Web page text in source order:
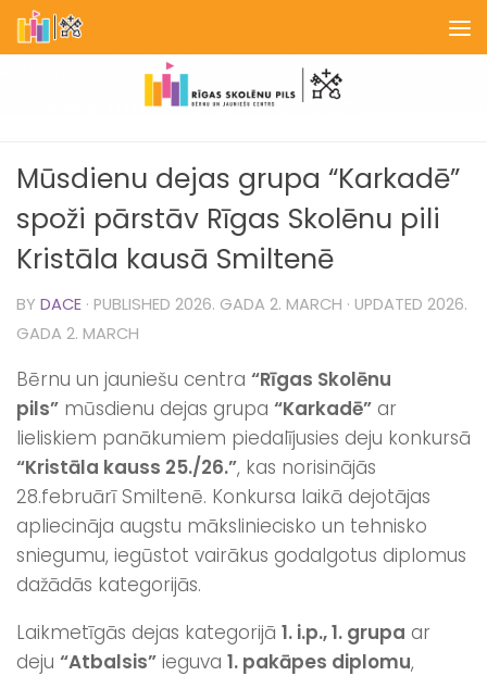
Skip to content
Mūsdienu dejas grupa “Karkadē”
spoži pārstāv Rīgas Skolēnu pili
Kristāla kausā Smiltenē
BY DACE · PUBLISHED 2026. GADA 2. MARCH · UPDATED 2026.
GADA 2. MARCH
Bērnu un jauniešu centra “Rīgas Skolēnu
pils” mūsdienu dejas grupa “Karkadē” ar
lieliskiem panākumiem piedalījusies deju konkursā
“Kristāla kauss 25./26.”, kas norisinājās
28.februārī Smiltenē. Konkursa laikā dejotājas
apliecināja augstu māksliniecisko un tehnisko
sniegumu, iegūstot vairākus godalgotus diplomus
dažādās kategorijās.
Laikmetīgās dejas kategorijā 1. i.p., 1. grupa ar
deju “Atbalsis” ieguva 1. pakāpes diplomu,